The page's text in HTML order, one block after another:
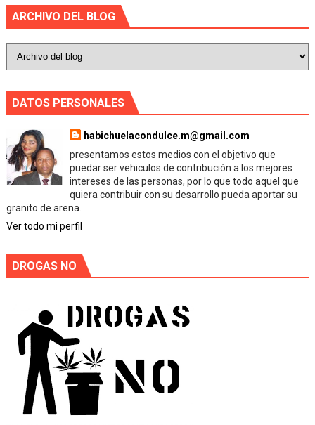
ARCHIVO DEL BLOG
DATOS PERSONALES
habichuelacondulce.m@gmail.com
presentamos estos medios con el objetivo que
puedar ser vehiculos de contribución a los mejores
intereses de las personas, por lo que todo aquel que
quiera contribuir con su desarrollo pueda aportar su
granito de arena.
Ver todo mi perfil
DROGAS NO